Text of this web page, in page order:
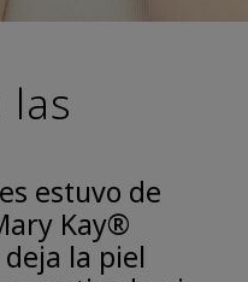
las
estuvo de
Kay®
la piel